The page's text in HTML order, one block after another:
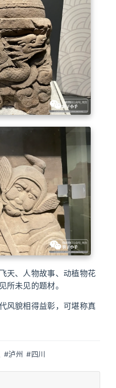
天、人物故事、动植物花
所未见的题材。
风貌相得益彰，可堪称真
#泸州 #四川